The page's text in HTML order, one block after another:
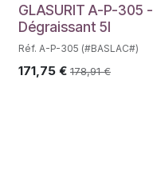
GLASURIT A-P-305 -
Dégraissant 5l
Réf. A-P-305 (#BASLAC#)
171,75 € 178,91€